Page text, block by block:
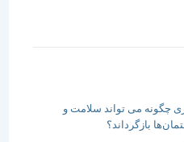
می تواند سلامت و